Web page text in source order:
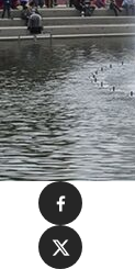
Condividi